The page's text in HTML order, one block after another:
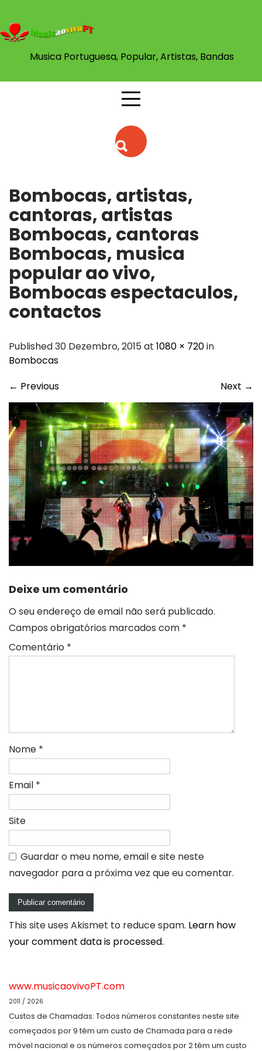
content
Musica Portuguesa, Popular, Artistas, Bandas
Bombocas, artistas,
cantoras, artistas
Bombocas, cantoras
Bombocas, musica
popular ao vivo,
Bombocas espectaculos,
contactos
Published 30 Dezembro, 2015 at 1080 × 720in
Bombocas
← Previous Next →
Deixe um comentário
O seu endereço de email não será publicado.
Campos obrigatórios marcados com *
Comentário *
Nome *
Email *
Site
Guardar o meu nome, email e site neste
navegador para a próxima vez que eu comentar.
This site uses Akismet to reduce spam. Learn how
your comment data is processed.
www.musicaovivoPT.com
2011 / 2026
Custos de Chamadas: Todos números constantes neste site
começados por 9 têm um custo de Chamada para a rede
móvel nacional e os números começados por 2 têm um custo